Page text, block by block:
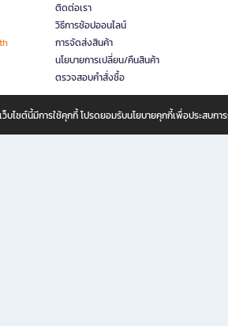
ติดต่อเรา
วิธีการช้อปออนไลน์
การจัดส่งสินค้า
นโยบายการเปลี่ยน/คืนสินค้า
ตรวจสอบคำสั่งซื้อ
เว็บไซต์นี้มีการใช้คุกกี้ โปรดยอมรับนโยบายคุกกี้เพื่อประสบ